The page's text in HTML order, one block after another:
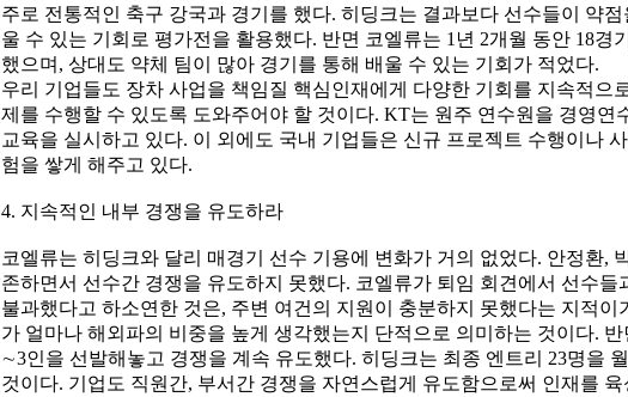
주로 전통적인 축구 강국과 경기를 했다. 히딩크는 결과보다 선수들이 약점
울 수 있는 기회로 평가전을 활용했다. 반면 코엘류는 1년 2개월 동안 18경
했으며, 상대도 약체 팀이 많아 경기를 통해 배울 수 있는 기회가 적었다.
우리 기업들도 장차 사업을 책임질 핵심인재에게 다양한 기회를 지속적으
제를 수행할 수 있도록 도와주어야 할 것이다. KT는 원주 연수원을 경영연
교육을 실시하고 있다. 이 외에도 국내 기업들은 신규 프로젝트 수행이나
험을 쌓게 해주고 있다.
4. 지속적인 내부 경쟁을 유도하라
코엘류는 히딩크와 달리 매경기 선수 기용에 변화가 거의 없었다. 안정환,
존하면서 선수간 경쟁을 유도하지 못했다. 코엘류가 퇴임 회견에서 선수들
불과했다고 하소연한 것은, 주변 여건의 지원이 충분하지 못했다는 지적이
가 얼마나 해외파의 비중을 높게 생각했는지 단적으로 의미하는 것이다.
∼3인을 선발해놓고 경쟁을 계속 유도했다. 히딩크는 최종 엔트리 23명을
것이다. 기업도 직원간, 부서간 경쟁을 자연스럽게 유도함으로써 인재를